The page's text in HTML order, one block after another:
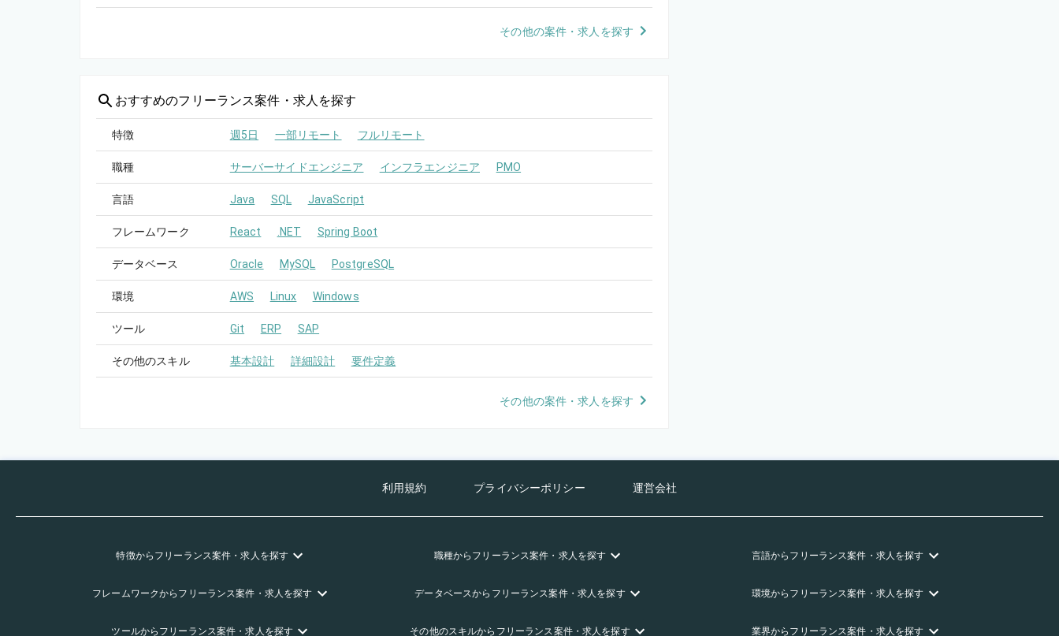
その他の案件・求人を探す
おすすめのフリーランス案件・求人を探す
特徴 週5日 一部リモート フルリモート
職種 サーバーサイドエンジニア インフラエンジニア PMO
言語 Java SQL JavaScript
フレームワーク React .NET Spring Boot
データベース Oracle MySQL PostgreSQL
環境 AWS Linux Windows
ツール Git ERP SAP
その他のスキル 基本設計 詳細設計 要件定義
その他の案件・求人を探す
利用規約 プライバシーポリシー 運営会社
特徴からフリーランス案件・求人を探す 職種からフリーランス案件・求人を探す 言語からフリーランス案件・求人を探す
フレームワークからフリーランス案件・求人を探す データベースからフリーランス案件・求人を探す 環境からフリーランス案件・求人を探す
ツールからフリーランス案件・求人を探す その他のスキルからフリーランス案件・求人を探す 業界からフリーランス案件・求人を探す